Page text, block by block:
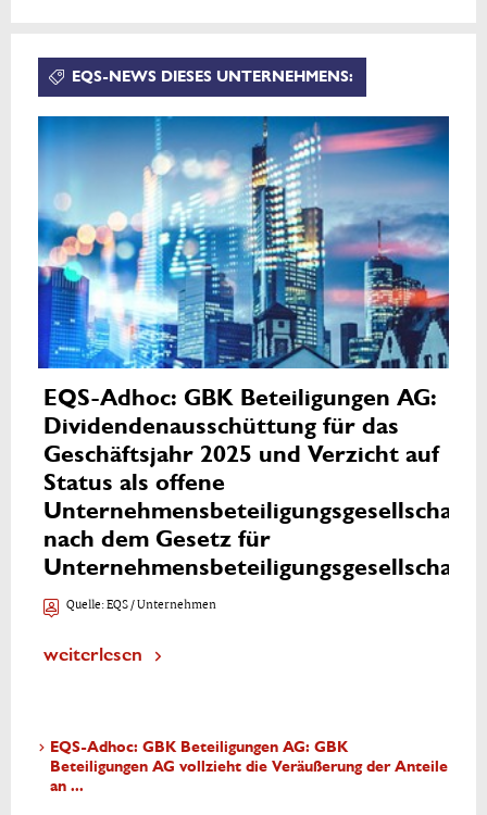
EQS-NEWS DIESES UNTERNEHMENS:
EQS-Adhoc: GBK Beteiligungen AG:
Dividendenausschüttung für das
Geschäftsjahr 2025 und Verzicht auf
Status als offene
Unternehmensbeteiligungsgesellschaft
nach dem Gesetz für
Unternehmensbeteiligungsgesellschaft
Quelle:EQS / Unternehmen
weiterlesen
EQS-Adhoc: GBK Beteiligungen AG: GBK
Beteiligungen AG vollzieht die Veräußerung der Anteile
an ...